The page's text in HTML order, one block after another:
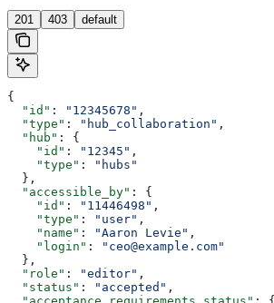
201 403 default
{
  "id"
: "12345678" ,
  "type"
: "hub_collaboration" ,
  "hub"
: {
    "id"
: "12345" ,
    "type"
:
"hubs"
  },
  "accessible_by"
: {
    "id"
: "11446498" ,
    "type"
: "user" ,
    "name"
: "Aaron Levie" ,
    "login"
:
"ceo@example.com"
  },
  "role"
: "editor" ,
  "status"
: "accepted" ,